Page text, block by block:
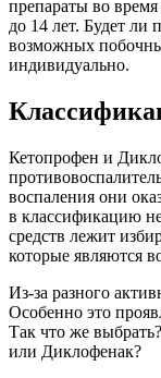
препараты во
до 14 лет. Будет ли
возможных
индивидуально.
Кетопрофен и
воспаления они
в классификацию
средств лежит
которые являются
Из-за разного
Особенно это
Так что же
или Диклофенак?